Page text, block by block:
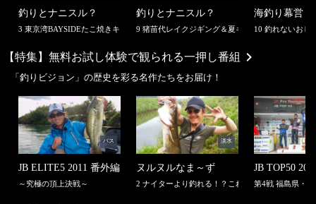
釣りとナニスル？
3 東京湾BAYSIDEたこ焼きキャンプ
釣りとナニスル？
9 猪苗代レイクジギング＆夏キャンプ
海釣り幕営
10 釣れないおじ
【特集】 無料お試し体験で観られる一押し番組
「釣りビジョン」の歴史を彩る名作たちをお届け！
バス
JB ELITE5 2011 番外編
～究極の頂上決戦～
淡水
ヌルヌルなま～ず
2 ナイターより釣れる！？これがデイナマっだ！！
JB TOP50
第4戦 福島県・